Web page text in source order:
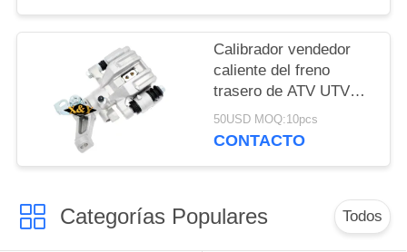
Calibrador vendedor
caliente del freno
trasero de ATV UTV
para HONDA TRX680
50USD MOQ:10pcs
CONTACTO
Categorías Populares Todos